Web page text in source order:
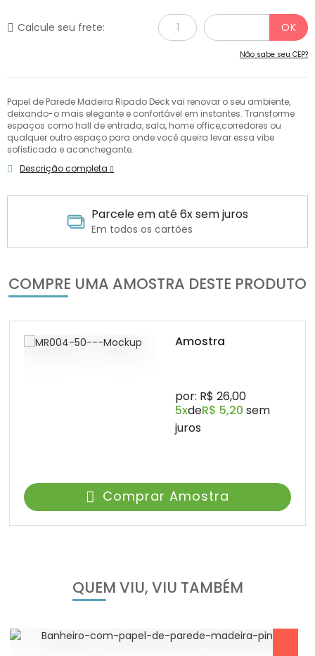
Calcule seu frete:
Não sabe seu CEP?
Papel de Parede Madeira Ripado Deck vai renovar o seu ambiente,
deixando-o mais elegante e confortável em instantes. Transforme
espaços como hall de entrada, sala, home office,corredores ou
qualquer outro espaço para onde você queira levar essa vibe
sofisticada e aconchegante.
Descrição completa
Parcele em até 6x sem juros
Em todos os cartões
COMPRE UMA AMOSTRA DESTE PRODUTO
Amostra
por: R$ 26,00
5xdeR$ 5,20 sem
juros
Comprar Amostra
QUEM VIU, VIU TAMBÉM